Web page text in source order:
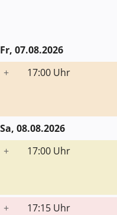
Fr, 07.08.2026
+
17:00 Uhr
Sa, 08.08.2026
+
17:00 Uhr
+ 17:15 Uhr